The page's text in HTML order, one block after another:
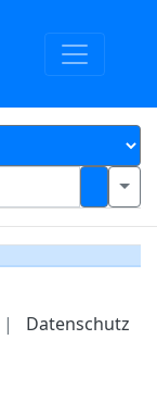
| Datenschutz